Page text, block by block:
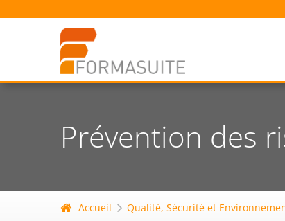
Prévention des
Accueil Qualité, Sécurité et